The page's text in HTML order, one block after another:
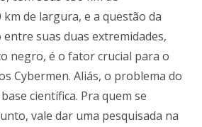
de largura, e a questão da
suas duas extremidades,
negro, é o fator crucial para o
Cybermen. Aliás, o problema do
científica. Pra quem se
vale dar uma pesquisada na